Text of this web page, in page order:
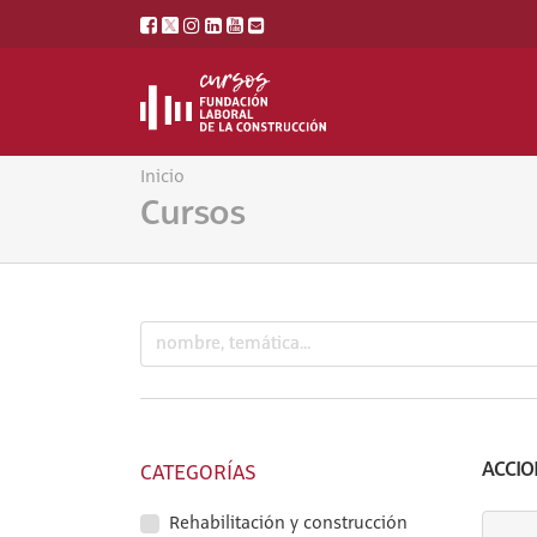
Inicio
Cursos
CATEGORÍAS
Rehabilitación y construcción